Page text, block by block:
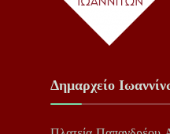
Δημαρχείο